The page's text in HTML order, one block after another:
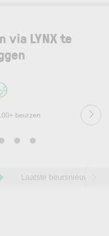
via LYNX te
beurzen
Laatste beursnieuws